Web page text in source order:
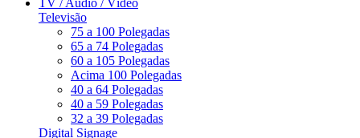
TV / Audio / Vídeo
Televisão
75 a 100 Polegadas
65 a 74 Polegadas
60 a 105 Polegadas
Acima 100 Polegadas
40 a 64 Polegadas
40 a 59 Polegadas
32 a 39 Polegadas
Digital Signage